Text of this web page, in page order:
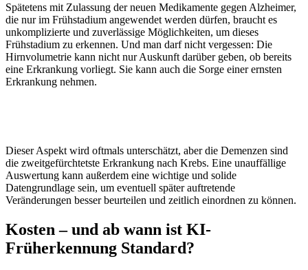
Spätetens mit Zulassung der neuen Medikamente gegen Alzheimer,
die nur im Frühstadium angewendet werden dürfen, braucht es
unkomplizierte und zuverlässige Möglichkeiten, um dieses
Frühstadium zu erkennen. Und man darf nicht vergessen: Die
Hirnvolumetrie kann nicht nur Auskunft darüber geben, ob bereits
eine Erkrankung vorliegt. Sie kann auch die Sorge einer ernsten
Erkrankung nehmen.
Dieser Aspekt wird oftmals unterschätzt, aber die Demenzen sind
die zweitgefürchtetste Erkrankung nach Krebs. Eine unauffällige
Auswertung kann außerdem eine wichtige und solide
Datengrundlage sein, um eventuell später auftretende
Veränderungen besser beurteilen und zeitlich einordnen zu können.
Kosten – und ab wann ist KI-
Früherkennung Standard?